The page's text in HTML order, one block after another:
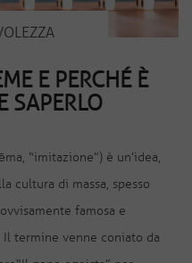
E PERCHÉ È
SAPERLO
“imitazione”) è un’idea,
cultura di massa, spesso
famosa e
termine venne coniato da